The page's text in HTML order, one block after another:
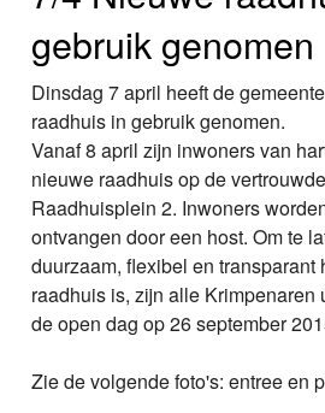
gebruik genomen
Dinsdag 7 april heeft de
raadhuis in gebruik genomen.
Vanaf 8 april zijn inwoners van
nieuwe raadhuis op de
Raadhuisplein 2. Inwoners
ontvangen door een host. Om te
duurzaam, flexibel en transparant
raadhuis is, zijn alle Krimpenaren
de open dag op 26 september
Zie de volgende foto's: entree en